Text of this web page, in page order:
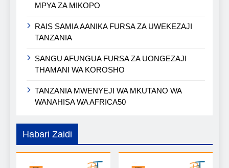
MPYA ZA MIKOPO
RAIS SAMIA AANIKA FURSA ZA UWEKEZAJI
TANZANIA
SANGU AFUNGUA FURSA ZA UONGEZAJI
THAMANI WA KOROSHO
TANZANIA MWENYEJI WA MKUTANO WA
WANAHISA WA AFRICA50
Habari Zaidi